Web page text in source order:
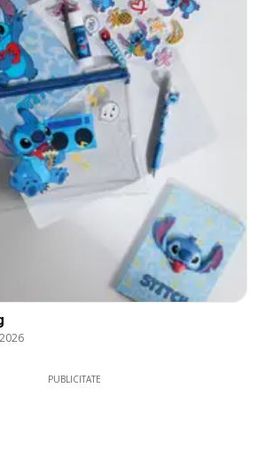
PUBLICITATE